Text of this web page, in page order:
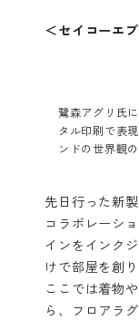
＜セイコーエ
鷺森アグリ氏
タル印刷で表
ンドの世界観
先日行った新
コラボレーシ
インをインク
けで部屋を創
ここでは着物
ら、フロアラ